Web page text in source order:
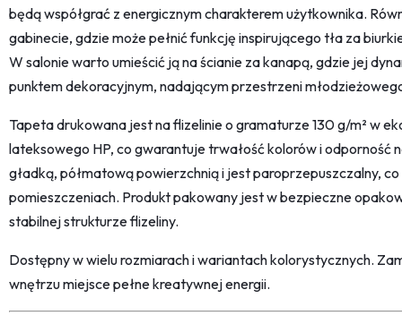
będą współgrać z energicznym charakterem użytkownika.
gabinecie, gdzie może pełnić funkcję inspirującego tła za
W salonie warto umieścić ją na ścianie za kanapą, gdzie jej
punktem dekoracyjnym, nadającym przestrzeni
Tapeta drukowana jest na flizelinie o gramaturze 130 g/m² w
lateksowego HP, co gwarantuje trwałość kolorów i odporność
gładką, półmatową powierzchnią i jest paroprzepuszczalny,
pomieszczeniach. Produkt pakowany jest w bezpieczne
stabilnej strukturze flizeliny.
Dostępny w wielu rozmiarach i wariantach kolorystycznych.
wnętrzu miejsce pełne kreatywnej energii.